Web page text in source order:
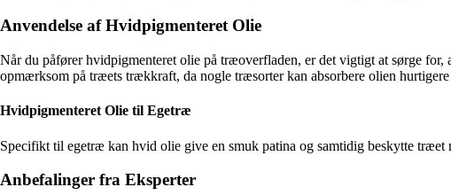
Anvendelse af Hvidpigmenteret Olie
Når du påfører hvidpigmenteret olie på træoverfladen, er det vigtigt at sørge
opmærksom på træets trækkraft, da nogle træsorter kan absorbere olien hurtigere
Hvidpigmenteret Olie til Egetræ
Specifikt til egetræ kan hvid olie give en smuk patina og samtidig beskytte
Anbefalinger fra Eksperter